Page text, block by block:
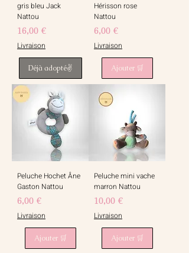
gris bleu Jack
Nattou
Prix
16,00 €
Livraison
Déjà adopté✌️
Hérisson rose
Nattou
Prix
6,00 €
Livraison
Ajouter 🛒
Peluche Hochet Âne
Gaston Nattou
Prix
6,00 €
Livraison
Ajouter 🛒
Peluche mini vache
marron Nattou
Prix
10,00 €
Livraison
Ajouter 🛒